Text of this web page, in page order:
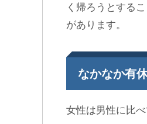
く帰ろうとする
があります。
なかなか有
女性は男性に比